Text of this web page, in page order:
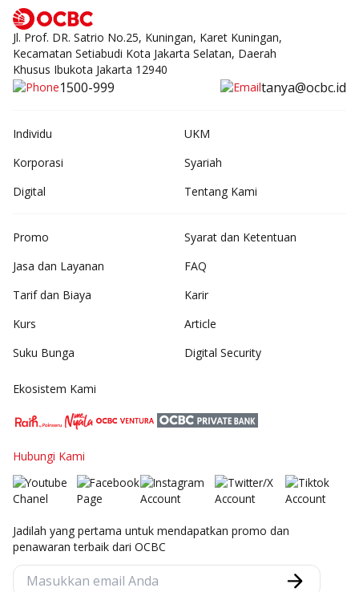
Jl. Prof. DR. Satrio No.25, Kuningan, Karet Kuningan,
Kecamatan Setiabudi Kota Jakarta Selatan, Daerah
Khusus Ibukota Jakarta 12940
1500-999 tanya@ocbc.id
Individu
UKM
Korporasi
Syariah
Digital
Tentang Kami
Promo
Jasa dan Layanan
Tarif dan Biaya
Kurs
Suku Bunga
Syarat dan Ketentuan
FAQ
Karir
Article
Digital Security
Ekosistem Kami
Hubungi Kami
Jadilah yang pertama untuk mendapatkan promo dan
penawaran terbaik dari OCBC